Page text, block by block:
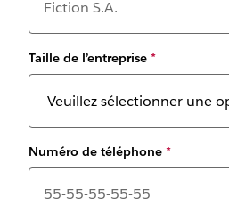
Taille de l’entreprise *
Numéro de téléphone *